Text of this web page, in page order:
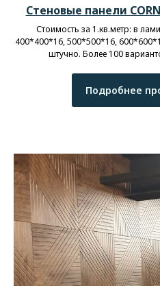
Стеновые панели
Стоимость за 1.кв.метр: в
400*400*16, 500*500*16,
штучно. Более 100
Подробнее